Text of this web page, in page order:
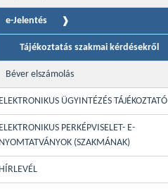
e-Jelentés
Tájékoztatás szakmai kérdésekről
Béver elszámolás
ELEKTRONIKUS ÜGYINTÉZÉS TÁJÉKOZTATÓ
ELEKTRONIKUS PERKÉPVISELET- E-
NYOMTATVÁNYOK (SZAKMÁNAK)
HÍRLEVÉL